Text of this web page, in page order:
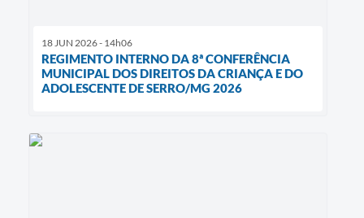
18 JUN 2026 - 14h06
REGIMENTO INTERNO DA 8ª CONFERÊNCIA
MUNICIPAL DOS DIREITOS DA CRIANÇA E DO
ADOLESCENTE DE SERRO/MG 2026